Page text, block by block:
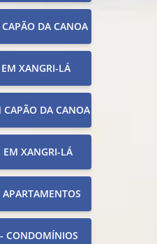
DA CANOA
XANGRI-LÁ
DA CANOA
XANGRI-LÁ
CONDOMÍNIOS